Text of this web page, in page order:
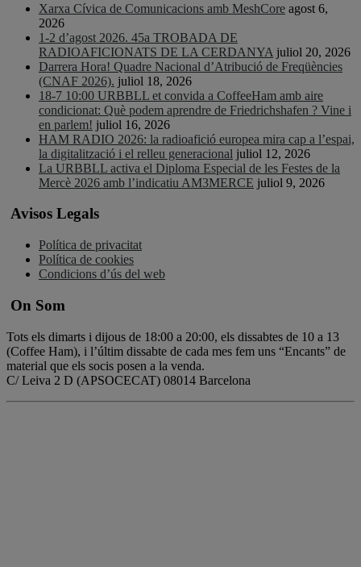
Xarxa Cívica de Comunicacions amb MeshCore agost 6,
2026
1-2 d’agost 2026. 45a TROBADA DE
RADIOAFICIONATS DE LA CERDANYA juliol 20, 2026
Darrera Hora! Quadre Nacional d’Atribució de Freqüències
(CNAF 2026). juliol 18, 2026
18-7 10:00 URBBLL et convida a CoffeeHam amb aire
condicionat: Què podem aprendre de Friedrichshafen ? Vine i
en parlem! juliol 16, 2026
HAM RADIO 2026: la radioafició europea mira cap a l’espai,
la digitalització i el relleu generacional juliol 12, 2026
La URBBLL activa el Diploma Especial de les Festes de la
Mercè 2026 amb l’indicatiu AM3MERCE juliol 9, 2026
Avisos Legals
Política de privacitat
Política de cookies
Condicions d’ús del web
On Som
Tots els dimarts i dijous de 18:00 a 20:00, els dissabtes de 10 a 13
(Coffee Ham), i l’últim dissabte de cada mes fem uns “Encants” de
material que els socis posen a la venda.
C/ Leiva 2 D (APSOCECAT) 08014 Barcelona